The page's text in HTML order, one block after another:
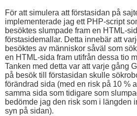
För att simulera att förstasidan på
implementerade jag ett PHP-script
besöktes slumpade fram en HTML-
förstasidemallar. Detta innebär att
besöktes av människor såväl som
en HTML-sida fram utifrån dessa tio
Tanken med detta var att varje gång
på besök till förstasidan skulle
förändrad sida (med en risk på 10 %
samma sida som tidigare som
bedömde jag den risk som i längden
syn på sidan).